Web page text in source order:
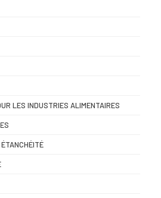
LES INDUSTRIES ALIMENTAIRES